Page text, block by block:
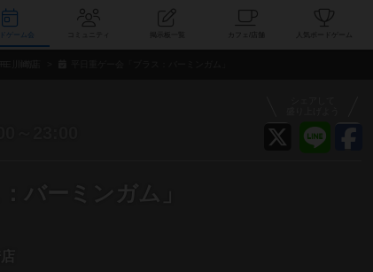
コミュニティ
バーミンガム」